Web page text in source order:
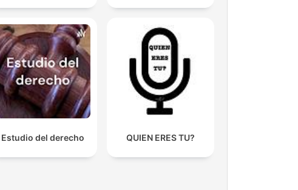
Estudio del derecho QUIEN ERES TU?